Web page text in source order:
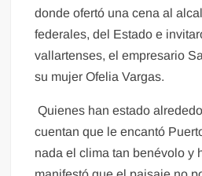
donde ofertó una cena al
federales, del Estado e
vallartenses, el empresario
su mujer Ofelia Vargas.
Quienes han estado
cuentan que le encantó
nada el clima tan benévolo y